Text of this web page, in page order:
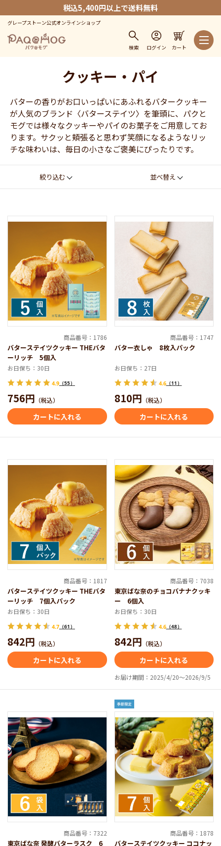
税込5,400円以上で送料無料
グレープストーン公式オンラインショップ
検索 ログイン カート
クッキー・パイ
バターの香りがお口いっぱいにあふれるバタークッキー
が人気のブランド〈バターステイツ〉を筆頭に、パクと
モグでは様々なクッキーやパイのお菓子をご用意してお
ります。サクッと頬張ると思わず笑顔になるようなリッ
チな味わいは、毎日の小さなご褒美にぴったりです。
絞り込む 並べ替え
商品番号：1786
バターステイツクッキー THEバタ
ーリッチ 5個入
お日保ち：30日
4.9 （55）
756円 （税込）
カートに入れる
商品番号：1747
バター衣しゃ 8枚入パック
お日保ち：27日
4.6（11）
810円 （税込）
カートに入れる
商品番号：1817
バターステイツクッキー THEバタ
ーリッチ 7個入パック
お日保ち：30日
4.7 （61）
842円 （税込）
カートに入れる
商品番号：7038
東京ばな奈のチョコバナナクッキ
ー 6個入
お日保ち：30日
4.6（48）
842円 （税込）
カートに入れる
お届け期間：2025/4/20～2026/9/5
商品番号：7322
東京ばな奈 発酵バターラスク 6
商品番号：1878
バターステイツクッキー ココナッ